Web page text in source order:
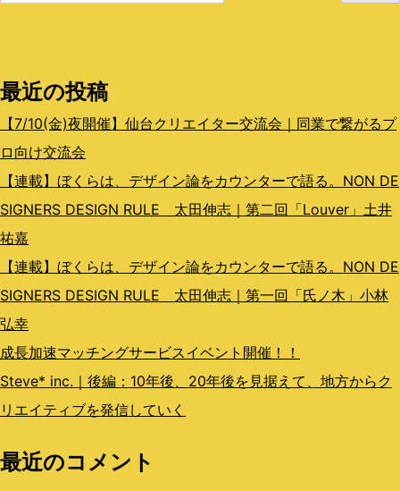
シ
ョ
ン
最近の投稿
【7/10(金)夜開催】仙台クリエイター交流会｜同業で繋がるプ
ロ向け交流会
【連載】ぼくらは、デザイン論をカウンターで語る。NON DE
SIGNERS DESIGN RULE 太田伸志｜第二回「Louver」土井
祐嘉
【連載】ぼくらは、デザイン論をカウンターで語る。NON DE
SIGNERS DESIGN RULE 太田伸志｜第一回「氏ノ木」小林
弘幸
成長加速マッチングサービスイベント開催！！
Steve* inc.｜後編：10年後、20年後を見据えて、地方からク
リエイティブを発信していく
最近のコメント